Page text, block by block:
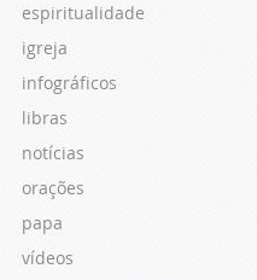
espiritualidade
igreja
infográficos
libras
notícias
orações
papa
vídeos